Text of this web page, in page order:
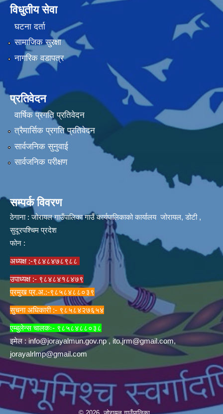
विधुतीय सेवा
घटना दर्ता
सामाजिक सुरक्षा
नागरिक वडापत्र
प्रतिवेदन
वार्षिक प्रगति प्रतिवेदन
त्रैमार्सिक प्रगति प्रतिवेदन
सार्वजनिक सुनुवाई
सार्वजनिक परीक्षण
सम्पर्क विवरण
ठेगाना : जोरायल गाउँपालिका गाउँ कार्यपालिकाको कार्यालय जोरायल, डोटी ,
सुदूरपश्चिम प्रदेश
फोन :
अध्यक्ष :-९८४८४७८९८८
उपाध्यक्ष :- ९८४८४१८४७९
प्रमुख प्र.अ.:-९८५८४८८०३९
सुचना अधिकारी :- ९८५८४२७६५४
एम्बुलेन्स चालकः- ९८५८४८८०३८
इमेल : info@jorayalmun.gov.np, ito.jrm@gmail.com,
jorayalrlmp@gmail.com